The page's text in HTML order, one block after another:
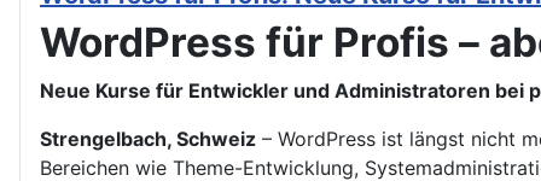
WordPress für Profis –
Neue Kurse für Entwickler und Administratoren bei
Strengelbach, Schweiz – WordPress ist längst nicht
Bereichen wie Theme-Entwicklung,